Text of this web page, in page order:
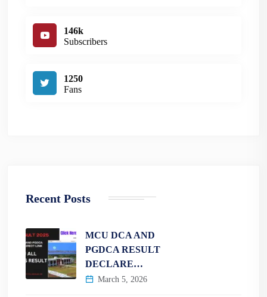
146k
Subscribers
1250
Fans
Recent Posts
MCU DCA AND
PGDCA RESULT
DECLARE…
March 5, 2026